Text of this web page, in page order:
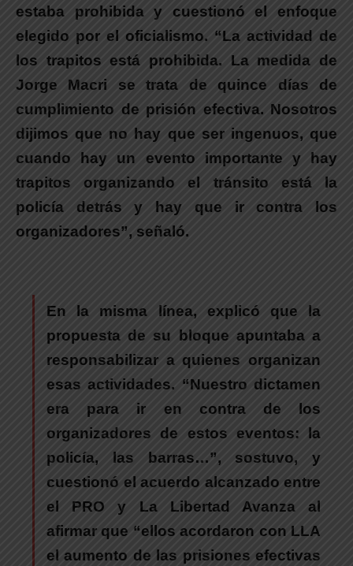
estaba prohibida y cuestionó el enfoque
elegido por el oficialismo. “La actividad de
los trapitos está prohibida. La medida de
Jorge Macri se trata de quince días de
cumplimiento de prisión efectiva. Nosotros
dijimos que no hay que ser ingenuos, que
cuando hay un evento importante y hay
trapitos organizando el tránsito está la
policía detrás y hay que ir contra los
organizadores”, señaló.
En la misma línea, explicó que la
propuesta de su bloque apuntaba a
responsabilizar a quienes organizan
esas actividades. “Nuestro dictamen
era para ir en contra de los
organizadores de estos eventos: la
policía, las barras…”, sostuvo, y
cuestionó el acuerdo alcanzado entre
el PRO y La Libertad Avanza al
afirmar que “ellos acordaron con LLA
el aumento de las prisiones efectivas